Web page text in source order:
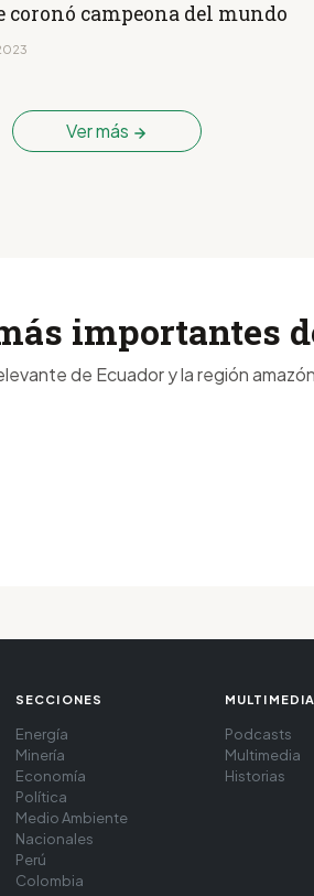
coronó campeona del mundo
Ver más
importantes
de Ecuador y la región
SECCIONES
Energía
Minería
Economía
Política
Medio Ambiente
Nacionales
Perú
Colombia
MULTIMEDIA
Podcasts
Multimedia
Historias